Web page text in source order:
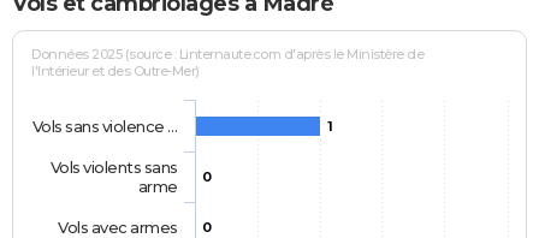
Données 2025 (source : Linternaute.com d'après le Ministère de
l'Intérieur et des Outre-Mer)
1
0
0
Vols sans violence …
Vols violents sans
arme
Vols avec armes